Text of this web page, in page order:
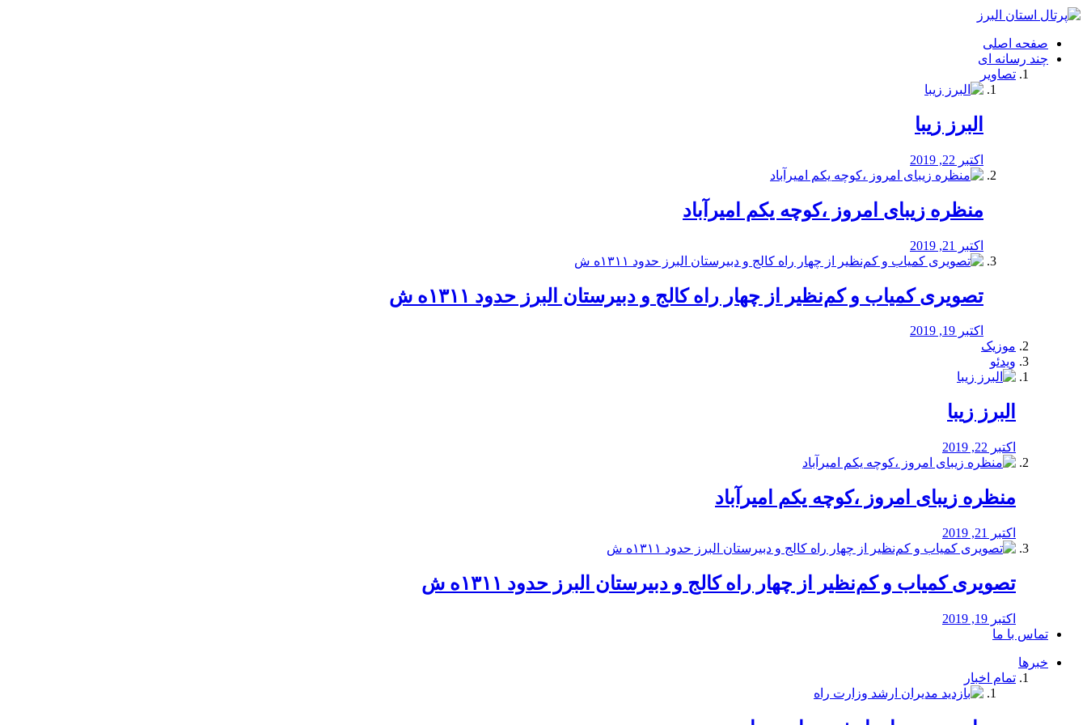
فصد
شرق
تهران
خشکشویی
صفحه اصلی
چند رسانه ای
تصاویر
البرز زیبا
اکتبر 22, 2019
منظره‌‌ زیبای امروز ،کوچه یکم امیرآباد
اکتبر 21, 2019
️تصویری کمیاب و کم‌نظیر از چهار راه كالج و دبيرستان البرز حدود ۱۳۱۱ه ش
اکتبر 19, 2019
موزیک
ویدئو
البرز زیبا
اکتبر 22, 2019
منظره‌‌ زیبای امروز ،کوچه یکم امیرآباد
اکتبر 21, 2019
️تصویری کمیاب و کم‌نظیر از چهار راه كالج و دبيرستان البرز حدود ۱۳۱۱ه ش
اکتبر 19, 2019
تماس با ما
خبرها
تمام اخبار